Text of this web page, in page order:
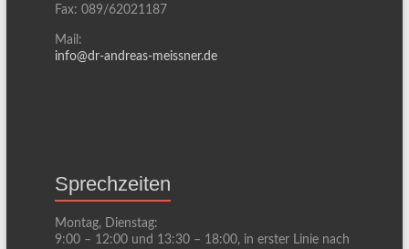
Fax: 089/62021187
Mail:
info@dr-andreas-meissner.de
Sprechzeiten
Montag, Dienstag:
9:00 – 12:00 und 13:30 – 18:00, in erster Linie nach